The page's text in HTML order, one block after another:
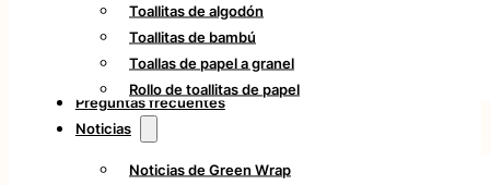
Toallitas de algodón
Toallitas de bambú
Toallas de papel a granel
Rollo de toallitas de papel
Preguntas frecuentes
Noticias
Noticias de Green Wrap